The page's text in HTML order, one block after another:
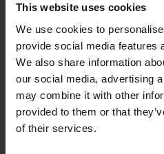
This website uses cookies
We use cookies to
provide social media features
We also share information
our social media, advertising
may combine it with other
provided to them or that
of their services.
Når en opgave er
app’en, og når
medarbejderen
specifikke feriebolig vil
BookingStudio. På den
med i statussen for
skrider